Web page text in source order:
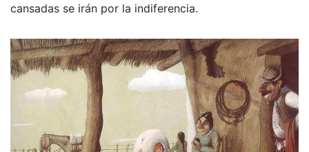
cansadas se irán por la indiferencia.